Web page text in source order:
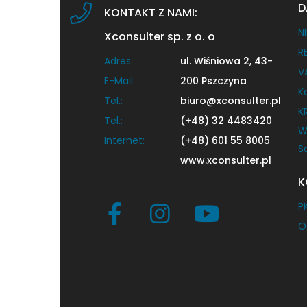
KONTAKT Z NAMI:
Xconsulter sp. z o. o
Adres:
E-Mail:
Tel.:
Tel.:
Internet:
ul. Wiśniowa 2, 43-
200 Pszczyna
biuro@xconsulter.pl
(+48) 32 4483420
(+48) 601 55 8005
www.xconsulter.pl